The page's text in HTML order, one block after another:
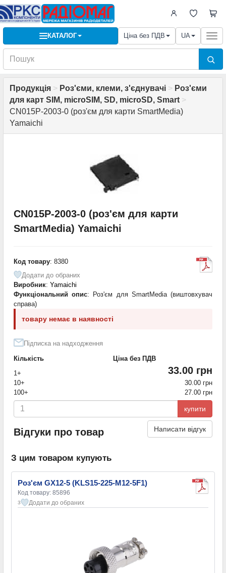
КАТАЛОГ Ціна без ПДВ UA
Продукція > Роз'єми, клеми, з'єднувачі > Роз'єми
для карт SIM, microSIM, SD, microSD, Smart >
CN015P-2003-0 (роз'єм для карти SmartMedia)
Yamaichi
CN015P-2003-0 (роз'єм для карти
SmartMedia) Yamaichi
Код товару: 8380
Додати до обраних
Виробник: Yamaichi
Функціональний опис: Роз'єм для SmartMedia (виштовхувач
справа)
товару немає в наявності
Підписка на надходження
Кількість
Ціна без ПДВ
1+
33.00 грн
10+
30.00 грн
100+
27.00 грн
купити
Відгуки про товар Написати відгук
З цим товаром купують
Роз'єм GX12-5 (KLS15-225-M12-5F1)
Код товару: 85896
3 Додати до обраних